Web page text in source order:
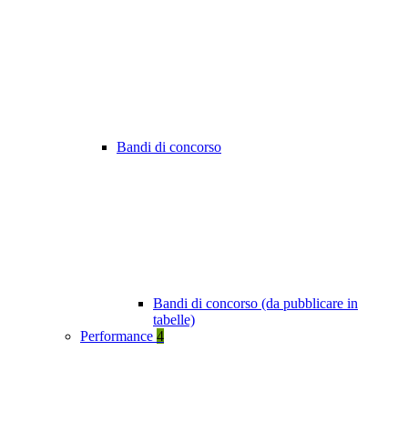
Bandi di concorso
Bandi di concorso (da pubblicare in
tabelle)
Performance 4